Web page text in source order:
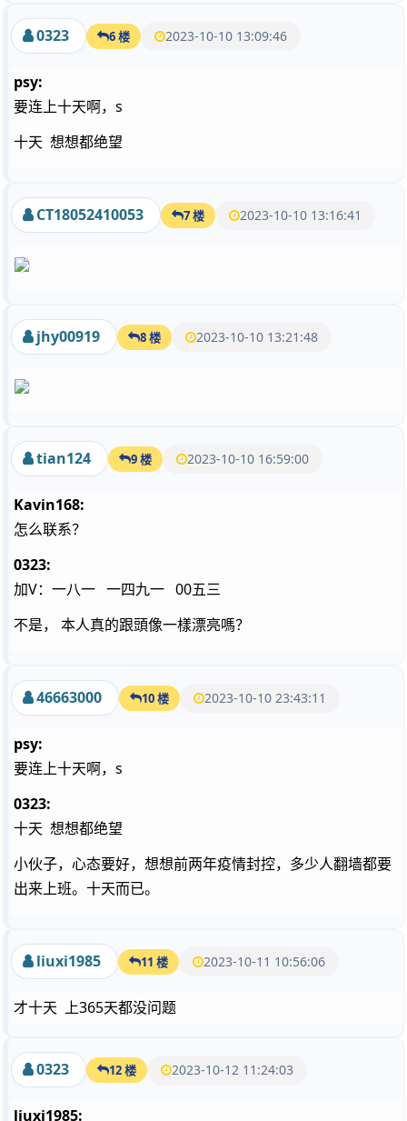
0323 6 楼 2023-10-10 13:09:46
psy:
要连上十天啊，s
十天 想想都绝望
CT18052410053 7 楼 2023-10-10 13:16:41
jhy00919 8 楼 2023-10-10 13:21:48
tian124 9 楼 2023-10-10 16:59:00
Kavin168:
怎么联系？
0323:
加V：一八一 一四九一 00五三
不是， 本人真的跟頭像一樣漂亮嗎？
46663000 10 楼 2023-10-10 23:43:11
psy:
要连上十天啊，s
0323:
十天 想想都绝望
小伙子，心态要好，想想前两年疫情封控，多少人翻墙都要
出来上班。十天而已。
liuxi1985 11 楼 2023-10-11 10:56:06
才十天 上365天都没问题
0323 12 楼 2023-10-12 11:24:03
liuxi1985: